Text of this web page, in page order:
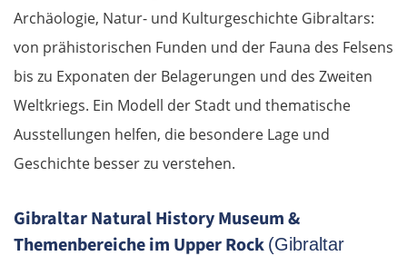
Archäologie, Natur- und Kulturgeschichte Gibraltars:
von prähistorischen Funden und der Fauna des Felsens
bis zu Exponaten der Belagerungen und des Zweiten
Weltkriegs. Ein Modell der Stadt und thematische
Ausstellungen helfen, die besondere Lage und
Geschichte besser zu verstehen.
Gibraltar Natural History Museum &
Themenbereiche im Upper Rock (Gibraltar